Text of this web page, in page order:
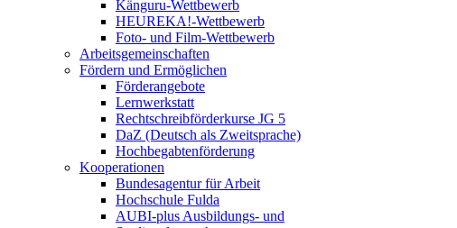
Känguru-Wettbewerb
HEUREKA!-Wettbewerb
Foto- und Film-Wettbewerb
Arbeitsgemeinschaften
Fördern und Ermöglichen
Förderangebote
Lernwerkstatt
Rechtschreibförderkurse JG 5
DaZ (Deutsch als Zweitsprache)
Hochbegabtenförderung
Kooperationen
Bundesagentur für Arbeit
Hochschule Fulda
AUBI-plus Ausbildungs- und